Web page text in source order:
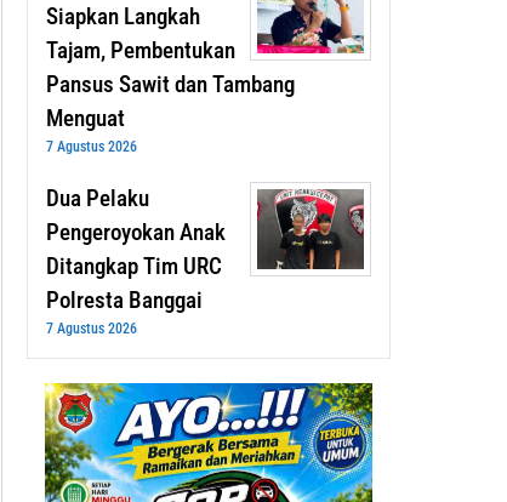
Siapkan Langkah
Tajam, Pembentukan
Pansus Sawit dan Tambang
Menguat
7 Agustus 2026
Dua Pelaku
Pengeroyokan Anak
Ditangkap Tim URC
Polresta Banggai
7 Agustus 2026